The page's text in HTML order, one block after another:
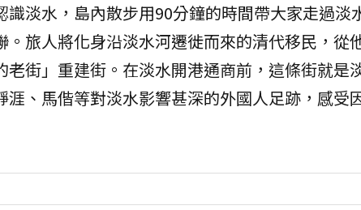
淡水，島內散步用90分鐘的時間帶大家走過淡
旅人將化身沿淡水河遷徙而來的清代移民，從
街」重建街。在淡水開港通商前，這條街就是
、馬偕等對淡水影響甚深的外國人足跡，感受